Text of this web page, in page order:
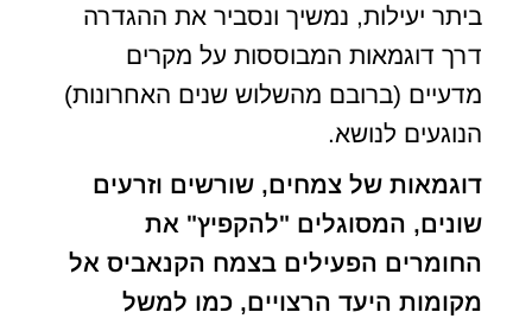
ביתר יעילות, נמשיך ונסביר את ההגדרה
דרך דוגמאות המבוססות על מקרים
מדעיים (ברובם מהשלוש שנים האחרונות)
הנוגעים לנושא.
דוגמאות של צמחים, שורשים וזרעים
שונים, המסוגלים "להקפיץ" את
החומרים הפעילים בצמח הקנאביס אל
מקומות היעד הרצויים, כמו למשל